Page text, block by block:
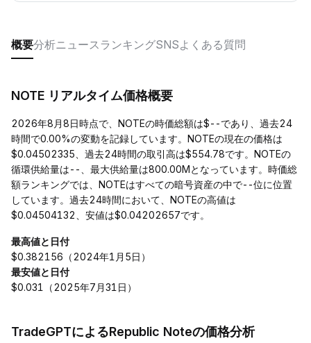
概要分析ニュース ランキングSNSよくある質問
NOTE リアルタイム価格概要
2026年8月8日時点で、NOTEの時価総額は$--であり、過去24
時間で0.00%の変動を記録しています。NOTEの現在の価格は
$0.04502335、過去24時間の取引高は$554.78です。NOTEの
循環供給量は--、最大供給量は800.00Mとなっています。時価総
額ランキングでは、NOTEはすべての暗号資産の中で--位に位置
しています。過去24時間において、NOTEの高値は
$0.04504132、安値は$0.04202657です。
最高値と日付
$0.382156（2024年1月5日）
最安値と日付
$0.031（2025年7月31日）
TradeGPTによるRepublic Noteの価格分析